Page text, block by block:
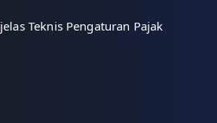
Teknis Pengaturan Pajak